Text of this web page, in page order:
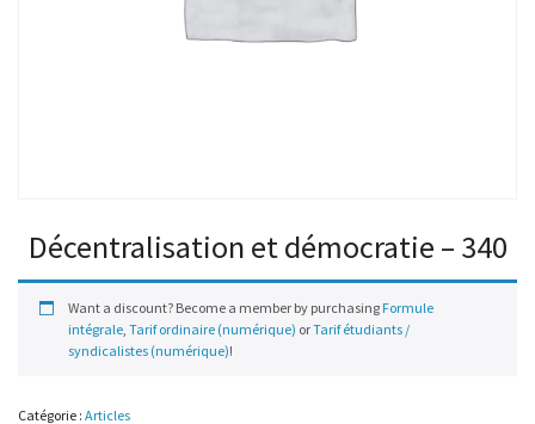
Décentralisation et démocratie – 340
Want a discount? Become a member by purchasing Formule
intégrale, Tarif ordinaire (numérique) orTarif étudiants /
syndicalistes (numérique)!
Catégorie : Articles